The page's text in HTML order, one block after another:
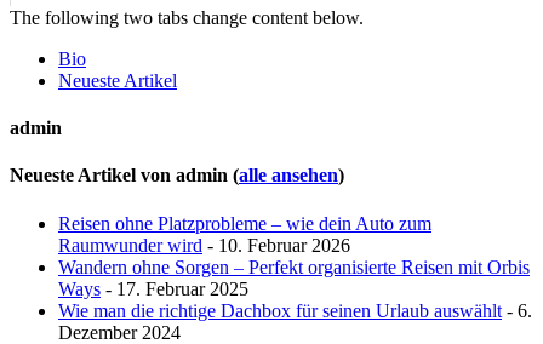
The following two tabs change content below.
Bio
Neueste Artikel
admin
Neueste Artikel von admin (alle ansehen)
Reisen ohne Platzprobleme – wie dein Auto zum
Raumwunder wird - 10. Februar 2026
Wandern ohne Sorgen – Perfekt organisierte Reisen mit Orbis
Ways - 17. Februar 2025
Wie man die richtige Dachbox für seinen Urlaub auswählt - 6.
Dezember 2024